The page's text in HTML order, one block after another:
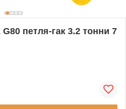
петля-гак 3.2 тонни 7